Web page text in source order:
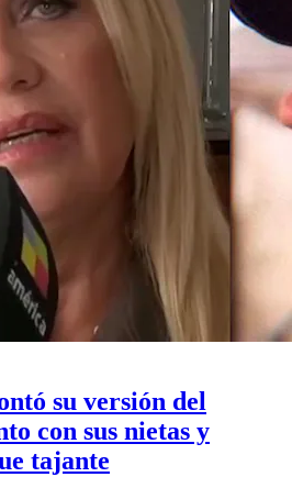
su versión del
con sus nietas y
tajante